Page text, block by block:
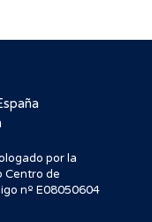
por la
Centro de
nº E08050604